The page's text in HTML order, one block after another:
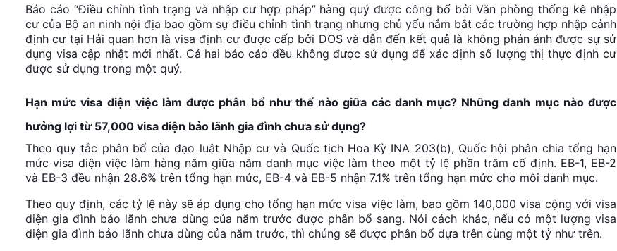
Báo cáo “Điều chỉnh tình trạng và nhập cư hợp pháp” hàng quý được công bố bởi Văn phòng thống kê nhập
cư của Bộ an ninh nội địa bao gồm sự điều chỉnh tình trạng nhưng chủ yếu nắm bắt các trường hợp nhập cảnh
định cư tại Hải quan hơn là visa định cư được cấp bởi DOS và dẫn đến kết quả là không phản ánh được sự sử
dụng visa cập nhật mới nhất. Cả hai báo cáo đều không được sử dụng để xác định số lượng thị thực định cư
được sử dụng trong một quý.
Hạn mức visa diện việc làm được phân bổ như thế nào giữa các danh mục? Những danh mục nào được
hưởng lợi từ 57,000 visa diện bảo lãnh gia đình chưa sử dụng?
Theo quy tắc phân bổ của đạo luật Nhập cư và Quốc tịch Hoa Kỳ INA 203(b), Quốc hội phân chia tổng hạn
mức visa diện việc làm hàng năm giữa năm danh mục việc làm theo một tỷ lệ phần trăm cố định. EB-1, EB-2
và EB-3 đều nhận 28.6% trên tổng hạn mức, EB-4 và EB-5 nhận 7.1% trên tổng hạn mức cho mỗi danh mục.
Theo quy định, các tỷ lệ này sẽ áp dụng cho tổng hạn mức visa việc làm, bao gồm 140,000 visa cộng với visa
diện gia đình bảo lãnh chưa dùng của năm trước được phân bổ sang. Nói cách khác, nếu có một lượng visa
diện gia đình bảo lãnh chưa dùng của năm trước, thì chúng sẽ được phân bổ dựa trên cùng một tỷ như trên.